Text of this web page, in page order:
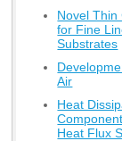
Novel Thin
for Fine
Substrates
Air
Heat
Heat Flux